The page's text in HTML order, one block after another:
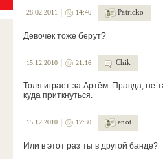
28.02.2011 14:46 Patricko
Девочек тоже берут?
15.12.2010 21:16 Chik
Толя играет за Артём. Правда, не
куда приткнуться.
15.12.2010 17:30 enot
Или в этот раз ты в другой банде?